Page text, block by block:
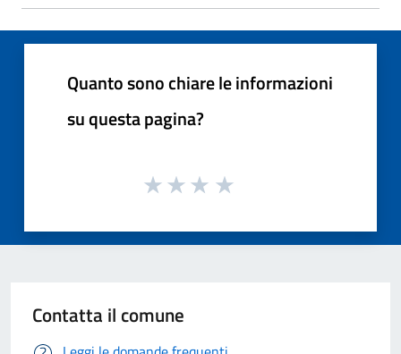
Quanto sono chiare le informazioni
su questa pagina?
Contatta il comune